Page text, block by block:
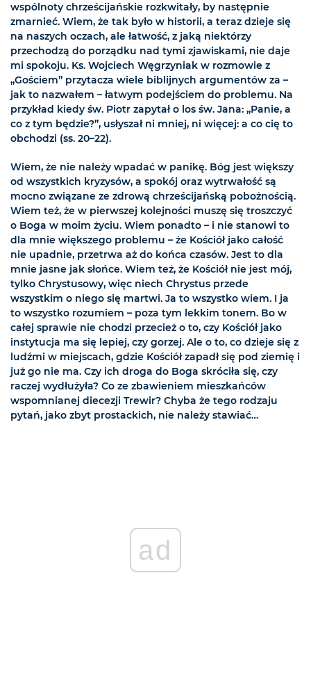
wspólnoty chrześcijańskie rozkwitały, by następnie
zmarnieć. Wiem, że tak było w historii, a teraz dzieje się
na naszych oczach, ale łatwość, z jaką niektórzy
przechodzą do porządku nad tymi zjawiskami, nie daje
mi spokoju. Ks. Wojciech Węgrzyniak w rozmowie z
„Gościem” przytacza wiele biblijnych argumentów za –
jak to nazwałem – łatwym podejściem do problemu. Na
przykład kiedy św. Piotr zapytał o los św. Jana: „Panie, a
co z tym będzie?”, usłyszał ni mniej, ni więcej: a co cię to
obchodzi (ss. 20–22).
Wiem, że nie należy wpadać w panikę. Bóg jest większy
od wszystkich kryzysów, a spokój oraz wytrwałość są
mocno związane ze zdrową chrześcijańską pobożnością.
Wiem też, że w pierwszej kolejności muszę się troszczyć
o Boga w moim życiu. Wiem ponadto – i nie stanowi to
dla mnie większego problemu – że Kościół jako całość
nie upadnie, przetrwa aż do końca czasów. Jest to dla
mnie jasne jak słońce. Wiem też, że Kościół nie jest mój,
tylko Chrystusowy, więc niech Chrystus przede
wszystkim o niego się martwi. Ja to wszystko wiem. I ja
to wszystko rozumiem – poza tym lekkim tonem. Bo w
całej sprawie nie chodzi przecież o to, czy Kościół jako
instytucja ma się lepiej, czy gorzej. Ale o to, co dzieje się z
ludźmi w miejscach, gdzie Kościół zapadł się pod ziemię i
już go nie ma. Czy ich droga do Boga skróciła się, czy
raczej wydłużyła? Co ze zbawieniem mieszkańców
wspomnianej diecezji Trewir? Chyba że tego rodzaju
pytań, jako zbyt prostackich, nie należy stawiać…
ad